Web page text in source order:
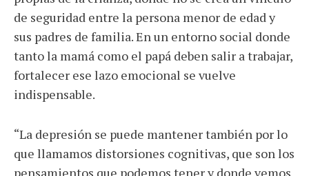
de seguridad entre la persona menor de edad y
sus padres de familia. En un entorno social donde
tanto la mamá como el papá deben salir a trabajar,
fortalecer ese lazo emocional se vuelve
indispensable.
“La depresión se puede mantener también por lo
que llamamos distorsiones cognitivas, que son los
pensamientos que podemos tener y donde vemos